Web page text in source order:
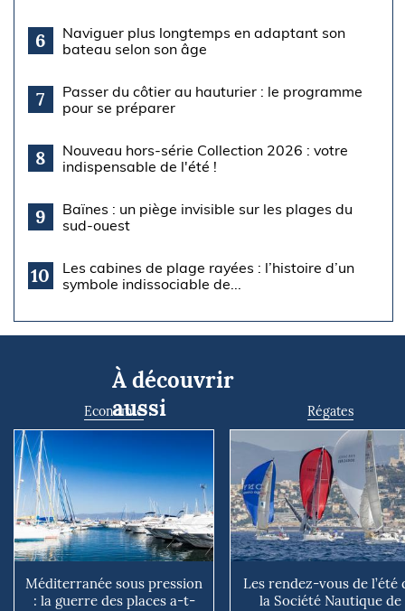
6
Naviguer plus longtemps en adaptant son
bateau selon son âge
7
Passer du côtier au hauturier : le programme
pour se préparer
8
Nouveau hors-série Collection 2026 : votre
indispensable de l'été !
9
Baïnes : un piège invisible sur les plages du
sud-ouest
10
Les cabines de plage rayées : l’histoire d’un
symbole indissociable de...
À découvrir
aussi
Economie
Méditerranée sous pression
: la guerre des places a-t-
Régates
Les rendez-vous de l’été
la Société Nautique de